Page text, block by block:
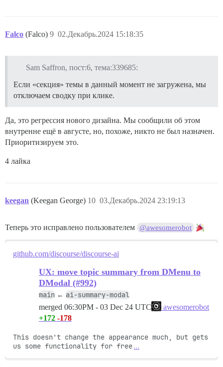
Falco (Falco) 02.Декабрь.2024 15:18:35
9
Sam Saffron, пост:6, тема:339685:
Если «секция» темы в данный момент не загружена, мы
отключаем сводку при клике.
Да, это регрессия нового дизайна. Мы сообщили об этом
внутренне ещё в августе, но, похоже, никто не был назначен.
Приоритизируем это.
4 лайка
keegan (Keegan George) 03.Декабрь.2024 23:19:13
10
Теперь это исправлено пользователем @awesomerobot
github.com/discourse/discourse-ai
UX: move topic summary from DMenu to
DModal (#992)
main ← ai-summary-modal
merged 06:30PM - 03 Dec 24 UTC
awesomerobot
+172 -178
This doesn't change the appearance much, but gets
us some functionality for free …